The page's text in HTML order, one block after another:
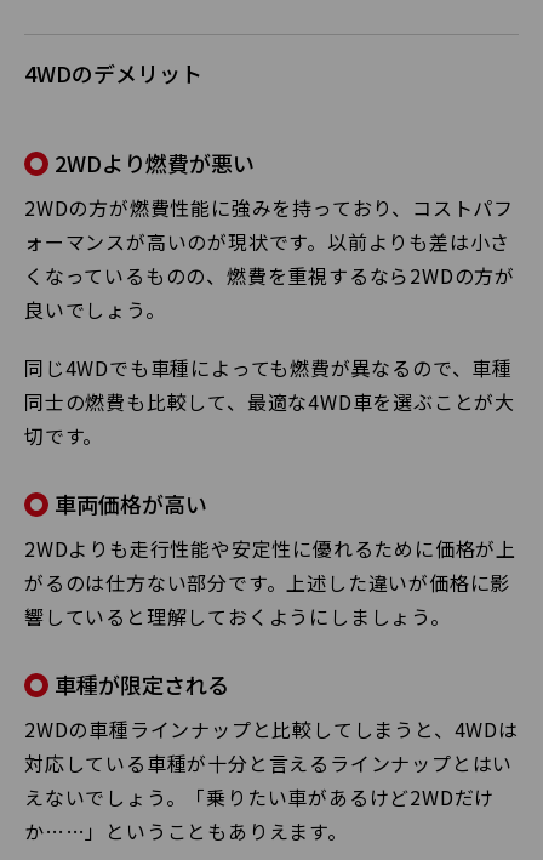
4WDのデメリット
2WDより燃費が悪い
2WDの方が燃費性能に強みを持っており、コストパフ
ォーマンスが高いのが現状です。以前よりも差は小さ
くなっているものの、燃費を重視するなら2WDの方が
良いでしょう。
同じ4WDでも車種によっても燃費が異なるので、車種
同士の燃費も比較して、最適な4WD車を選ぶことが大
切です。
車両価格が高い
2WDよりも走行性能や安定性に優れるために価格が上
がるのは仕方ない部分です。上述した違いが価格に影
響していると理解しておくようにしましょう。
車種が限定される
2WDの車種ラインナップと比較してしまうと、4WDは
対応している車種が十分と言えるラインナップとはい
えないでしょう。「乗りたい車があるけど2WDだけ
か……」ということもありえます。